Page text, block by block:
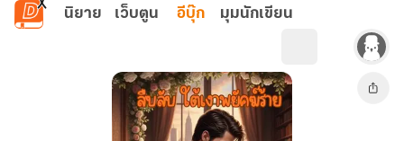
ข้ามไปยังเนื้อหาหลัก
นิยาย เว็บตูน อีบุ๊ก มุมนักเขียน